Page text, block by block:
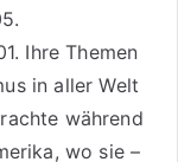
Ihre Themen
in aller Welt
während
wo sie –